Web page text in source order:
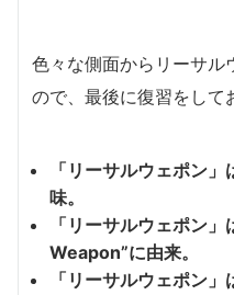
色々な側面からリーサル
ので、最後に復習をして
「リーサルウェポン
味。
「リーサルウェポン
Weapon”に由来。
「リーサルウェポン